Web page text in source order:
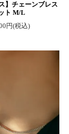
】チェーンブレス
ト M/L
円(税込)